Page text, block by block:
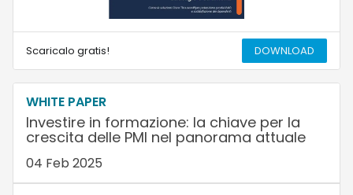
Scaricalo gratis! DOWNLOAD
WHITE PAPER
Investire in formazione: la chiave per la
crescita delle PMI nel panorama attuale
04 Feb 2025